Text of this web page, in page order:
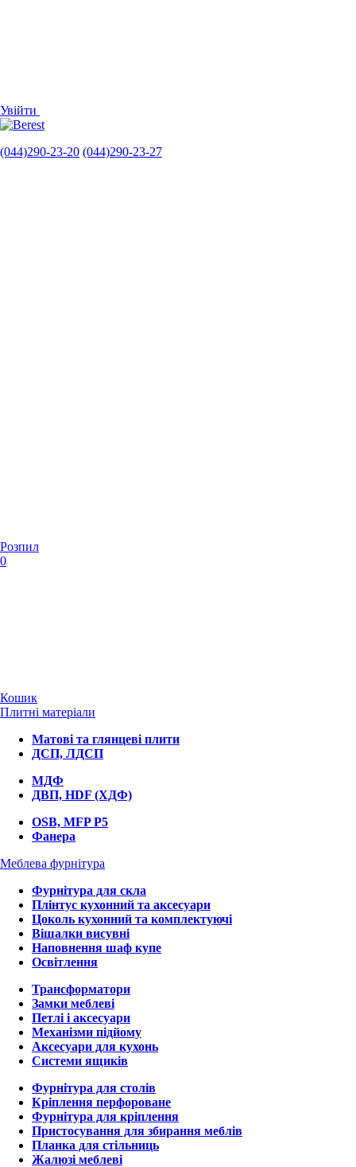
Увійти
(044)290-23-20 (044)290-23-27
Розпил
0
Кошик
Плитні матеріали
Матові та глянцеві плити
ДСП, ЛДСП
МДФ
ДВП, HDF (ХДФ)
OSB, MFP P5
Фанера
Меблева фурнітура
Фурнітура для скла
Плінтус кухонний та аксесуари
Цоколь кухонний та комплектуючі
Вішалки висувні
Наповнення шаф купе
Освітлення
Трансформатори
Замки меблеві
Петлі і аксесуари
Механізми підйому
Аксесуари для кухонь
Системи ящиків
Фурнітура для столів
Кріплення перфороване
Фурнітура для кріплення
Пристосування для збирання меблів
Планка для стільниць
Жалюзі меблеві